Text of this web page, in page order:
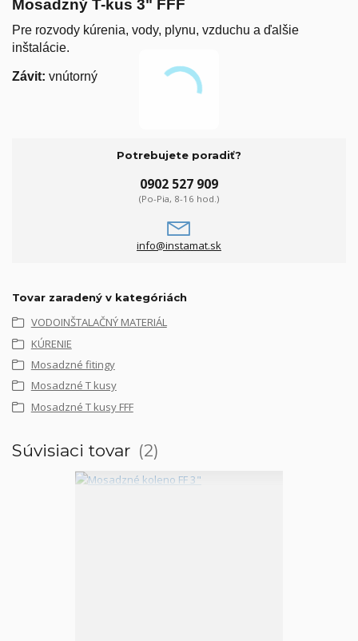
Mosadzný T-kus 3" FFF
Pre rozvody kúrenia, vody, plynu, vzduchu a ďalšie
inštalácie.
Závit: vnútorný
Potrebujete poradiť?
0902 527 909
(Po-Pia, 8-16 hod.)
info@instamat.sk
Tovar zaradený v kategóriách
VODOINŠTALAČNÝ MATERIÁL
KÚRENIE
Mosadzné fitingy
Mosadzné T kusy
Mosadzné T kusy FFF
Súvisiaci tovar 2